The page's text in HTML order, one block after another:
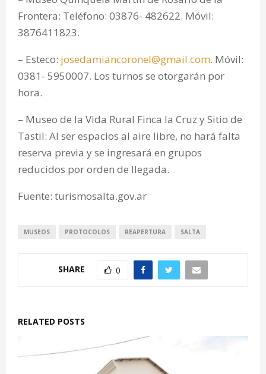
Frontera: Teléfono: 03876- 482622. Móvil:
3876411823.
– Esteco: josedamiancoronel@gmail.com. Móvil:
0381- 5950007. Los turnos se otorgarán por
hora.
– Museo de la Vida Rural Finca la Cruz y Sitio de
Tastil: Al ser espacios al aire libre, no hará falta
reserva previa y se ingresará en grupos
reducidos por orden de llegada.
Fuente: turismosalta.gov.ar
MUSEOS PROTOCOLOS REAPERTURA SALTA
SHARE 0
RELATED POSTS